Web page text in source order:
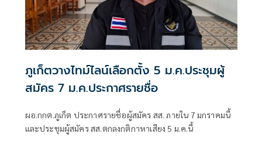
ภูเก็ตวางไทม์ไลน์เลือกตั้ง 5 ม.ค.ประชุมผู้
สมัคร 7 ม.ค.ประกาศรายชื่อ
ผอ.กกต.ภูเก็ต ประกาศรายชื่อผู้สมัคร สส. ภายใน 7 มกราคมนี้
และประชุมผู้สมัคร สส.ตกลงกติกาหาเสียง 5 ม.ค.นี้